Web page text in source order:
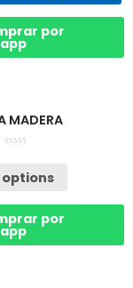
por
MADERA
out
of
options
por